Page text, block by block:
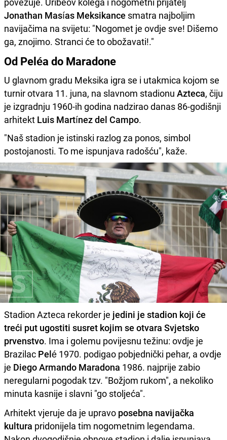
Jonathan Masías Meksikance smatra najboljim
navijačima na svijetu: "Nogomet je ovdje sve! Dišemo
ga, znojimo. Stranci će to obožavati!."
Od Peléa do Maradone
U glavnom gradu Meksika igra se i utakmica kojom se
turnir otvara 11. juna, na slavnom stadionu Azteca, čiju
je izgradnju 1960-ih godina nadzirao danas 86-godišnji
arhitekt Luis Martínez del Campo.
"Naš stadion je istinski razlog za ponos, simbol
postojanosti. To me ispunjava radošću", kaže.
Stadion Azteca rekorder je jedini je stadion koji će
treći put ugostiti susret kojim se otvara Svjetsko
prvenstvo. Ima i golemu povijesnu težinu: ovdje je
Brazilac Pelé 1970. podigao pobjednički pehar, a ovdje
je Diego Armando Maradona 1986. najprije zabio
neregularni pogodak tzv. "Božjom rukom", a nekoliko
minuta kasnije i slavni "go stoljeća".
Arhitekt vjeruje da je upravo posebna navijačka
kultura pridonijela tim nogometnim legendama.